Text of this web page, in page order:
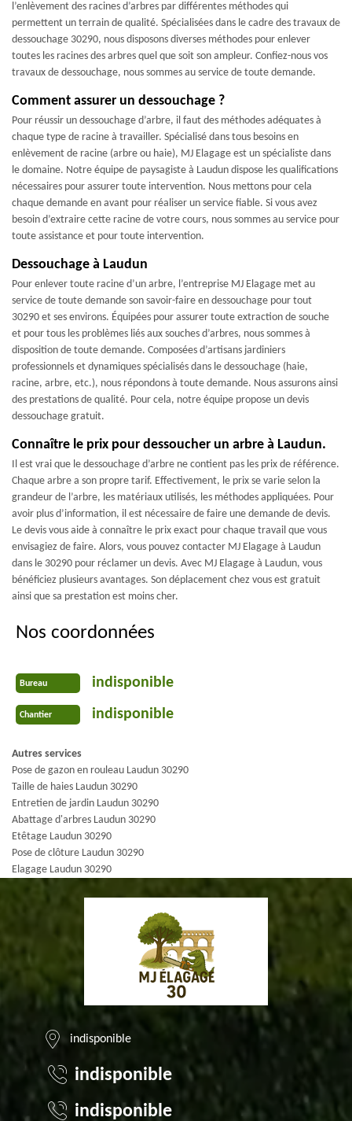
l’enlèvement des racines d’arbres par différentes méthodes qui
permettent un terrain de qualité. Spécialisées dans le cadre des travaux de
dessouchage 30290, nous disposons diverses méthodes pour enlever
toutes les racines des arbres quel que soit son ampleur. Confiez-nous vos
travaux de dessouchage, nous sommes au service de toute demande.
Comment assurer un dessouchage ?
Pour réussir un dessouchage d’arbre, il faut des méthodes adéquates à
chaque type de racine à travailler. Spécialisé dans tous besoins en
enlèvement de racine (arbre ou haie), MJ Elagage est un spécialiste dans
le domaine. Notre équipe de paysagiste à Laudun dispose les qualifications
nécessaires pour assurer toute intervention. Nous mettons pour cela
chaque demande en avant pour réaliser un service fiable. Si vous avez
besoin d’extraire cette racine de votre cours, nous sommes au service pour
toute assistance et pour toute intervention.
Dessouchage à Laudun
Pour enlever toute racine d’un arbre, l’entreprise MJ Elagage met au
service de toute demande son savoir-faire en dessouchage pour tout
30290 et ses environs. Équipées pour assurer toute extraction de souche
et pour tous les problèmes liés aux souches d’arbres, nous sommes à
disposition de toute demande. Composées d’artisans jardiniers
professionnels et dynamiques spécialisés dans le dessouchage (haie,
racine, arbre, etc.), nous répondons à toute demande. Nous assurons ainsi
des prestations de qualité. Pour cela, notre équipe propose un devis
dessouchage gratuit.
Connaître le prix pour dessoucher un arbre à Laudun.
Il est vrai que le dessouchage d’arbre ne contient pas les prix de référence.
Chaque arbre a son propre tarif. Effectivement, le prix se varie selon la
grandeur de l’arbre, les matériaux utilisés, les méthodes appliquées. Pour
avoir plus d’information, il est nécessaire de faire une demande de devis.
Le devis vous aide à connaître le prix exact pour chaque travail que vous
envisagiez de faire. Alors, vous pouvez contacter MJ Elagage à Laudun
dans le 30290 pour réclamer un devis. Avec MJ Elagage à Laudun, vous
bénéficiez plusieurs avantages. Son déplacement chez vous est gratuit
ainsi que sa prestation est moins cher.
Nos coordonnées
Bureau indisponible
Chantier indisponible
Autres services
Pose de gazon en rouleau Laudun 30290
Taille de haies Laudun 30290
Entretien de jardin Laudun 30290
Abattage d'arbres Laudun 30290
Etêtage Laudun 30290
Pose de clôture Laudun 30290
Elagage Laudun 30290
indisponible
indisponible
indisponible